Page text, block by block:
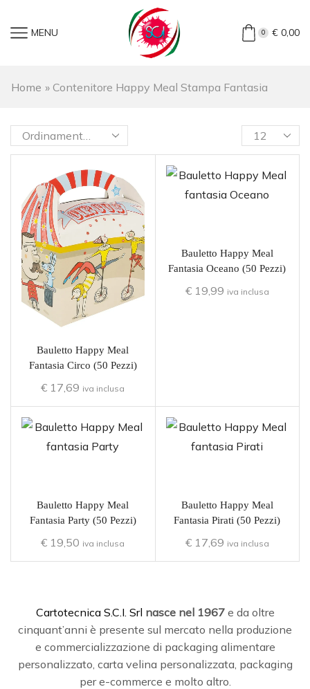
MENU 0 €0,00
Home » Contenitore Happy Meal Stampa Fantasia
Bauletto Happy Meal
Fantasia Circo (50 Pezzi)
€ 17,69 iva inclusa
Bauletto Happy Meal
Fantasia Oceano (50 Pezzi)
€19,99 iva inclusa
Bauletto Happy Meal
Fantasia Party (50 Pezzi)
€ 19,50 iva inclusa
Bauletto Happy Meal
Fantasia Pirati (50 Pezzi)
€17,69 iva inclusa
Cartotecnica S.C.I. Srl nasce nel 1967e da oltre
cinquant’anni è presente sul mercato nella produzione
e commercializzazione di packaging alimentare
personalizzato, carta velina personalizzata, packaging
per e-commerce e molto altro.